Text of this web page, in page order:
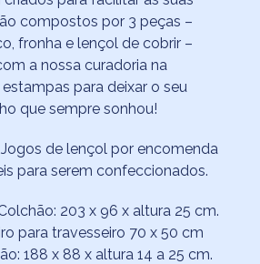
compostos por 3 peças –
fronha e lençol de cobrir –
a nossa curadoria na
para deixar o seu
que sempre sonhou!
de lençol por encomenda
para serem confeccionados.
203 x 96 x altura 25 cm.
para travesseiro 70 x 50 cm
188 x 88 x altura 14 a 25 cm.